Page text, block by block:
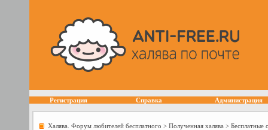
Регистрация Справка Администрация
Халява. Форум любителей бесплатного > Полученная халява > Бесплатные